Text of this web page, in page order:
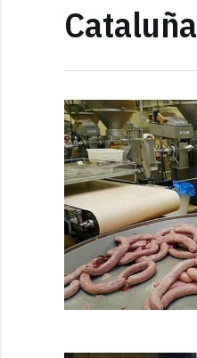
Cataluña